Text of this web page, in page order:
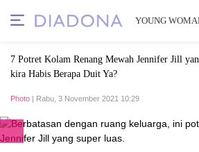
YOUNG
7 Potret Kolam Renang Mewah Jennifer Jill
kira Habis Berapa Duit Ya?
Photo | Rabu, 3 November 2021 10:29